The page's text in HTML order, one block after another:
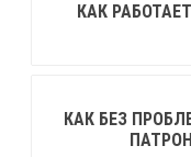
КАК
КАК БЕЗ